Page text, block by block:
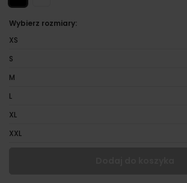
Wybierz rozmiary:
XS
S
M
L
XL
XXL